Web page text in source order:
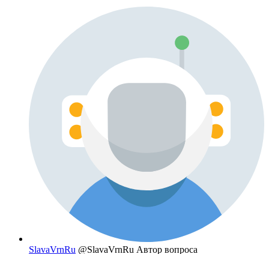
SlavaVrnRu @SlavaVrnRu Автор вопроса